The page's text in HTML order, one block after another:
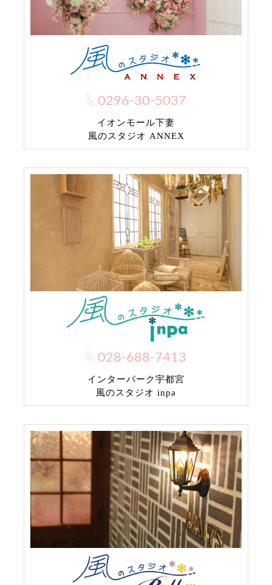
0296-30-5037
イオンモール下妻
風のスタジオ ANNEX
028-688-7413
インターパーク宇都宮
風のスタジオ inpa